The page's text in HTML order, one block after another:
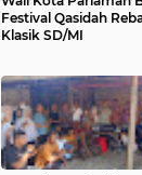
Festival Qasidah
Klasik SD/MI